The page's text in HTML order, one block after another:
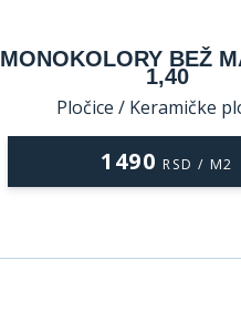
MONOKOLORY BEŽ
1,40
Pločice / Keramičke
1490 RSD / M2